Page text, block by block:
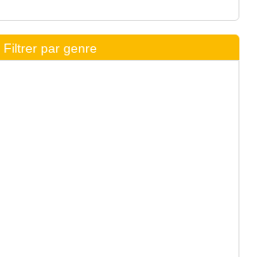
Filtrer par genre